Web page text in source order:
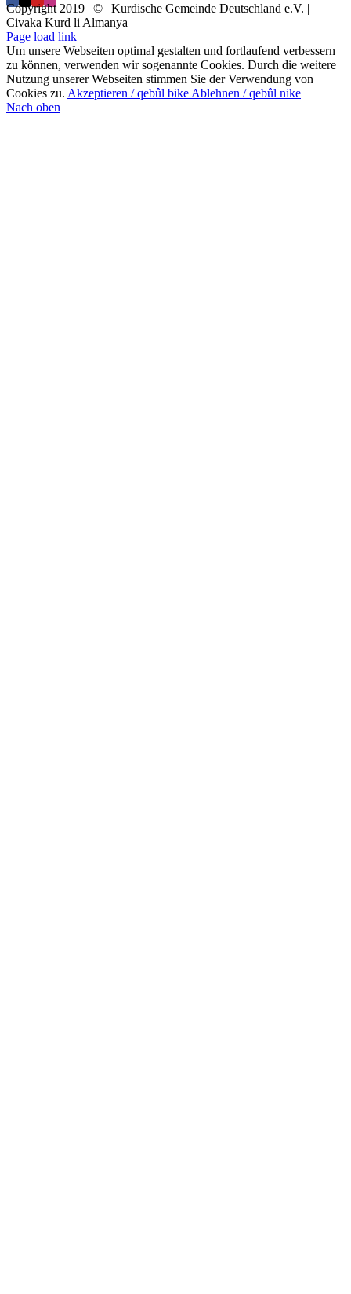
Copyright 2019 | © | Kurdische Gemeinde Deutschland e.V. |
Civaka Kurd li Almanya |
Page load link
Um unsere Webseiten optimal gestalten und fortlaufend verbessern
zu können, verwenden wir sogenannte Cookies. Durch die weitere
Nutzung unserer Webseiten stimmen Sie der Verwendung von
Cookies zu. Akzeptieren / qebûl bike Ablehnen / qebûl nike
Nach oben